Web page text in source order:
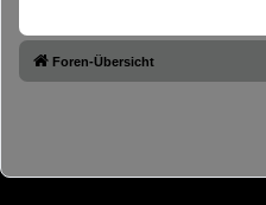
Foren-Übersicht